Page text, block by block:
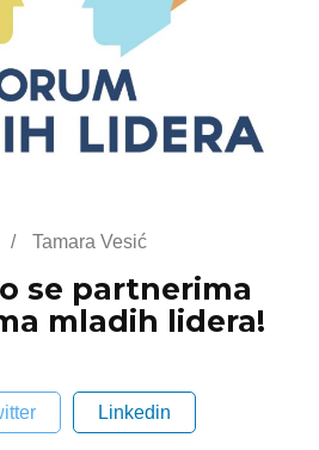
/ Tamara Vesić
se partnerima
mladih lidera!
Linkedin